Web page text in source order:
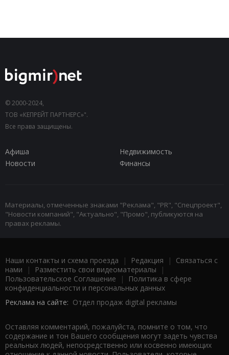
© 2000-2024,
ТОВ «КЕПРЕЙТ ПАРТНЕРС»".
Все права защищены.
Афиша
Недвижимость
Новости
Финансы
Материалы, отмеченные знаками "Реклама", "PR", "Спецпроект",
"Новости компаний", "Актуально", "Промо", публикуются на
правах рекламы.
Наши контакты и схема проезда | Редакция | Связаться с
нами | Разместить свои видеоматериалы |
Пользовательское Соглашение |
Политика в сфере
конфиденциальности и персональных данных
Реклама на сайте: Отдел продаж digital рекламы
Оставляя комментарий, пожалуйста, помните о том, что
содержание и тон Вашего сообщения могут задеть чувства
реальных людей, непосредственно или косвенно имеющих